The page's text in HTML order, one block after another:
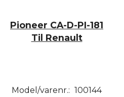
Pioneer CA-D-PI-181
Til Renault
Model/varenr.: 100144